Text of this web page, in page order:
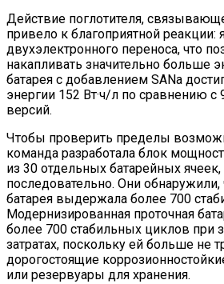
Действие поглотителя,
привело к благоприятной реакции:
двухэлектронного переноса, что
накапливать значительно больше
батарея с добавлением SANa
энергии 152 Вт·ч/л по сравнению с
версий.
Чтобы проверить пределы
команда разработала блок
из 30 отдельных батарейных
последовательно. Они обнаружили,
батарея выдержала более 700
Модернизированная проточная
более 700 стабильных циклов при
затратах, поскольку ей больше не
дорогостоящие
или резервуары для хранения.